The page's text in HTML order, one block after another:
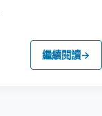
繼續閱讀→